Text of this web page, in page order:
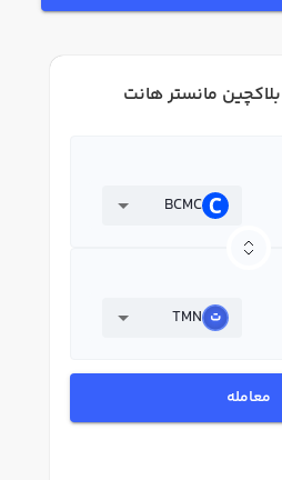
مانستر هانت
BCMC
TMN
معامله